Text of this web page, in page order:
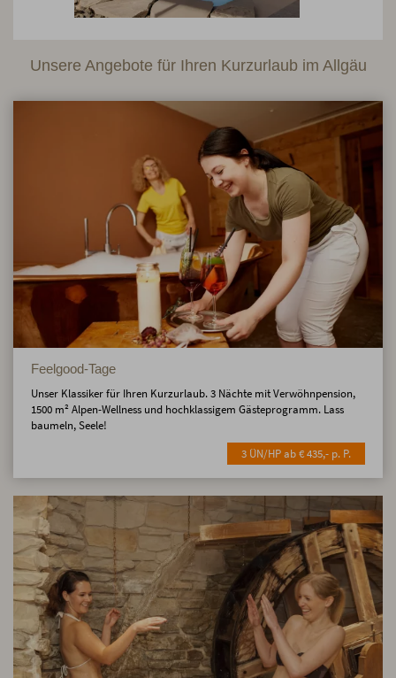
Unsere Angebote für Ihren Kurzurlaub im Allgäu
Feelgood-Tage
Unser Klassiker für Ihren Kurzurlaub. 3 Nächte mit Verwöhnpension,
1500 m² Alpen-Wellness und hochklassigem Gästeprogramm. Lass
baumeln, Seele!
3 ÜN/HP ab € 435,- p. P.